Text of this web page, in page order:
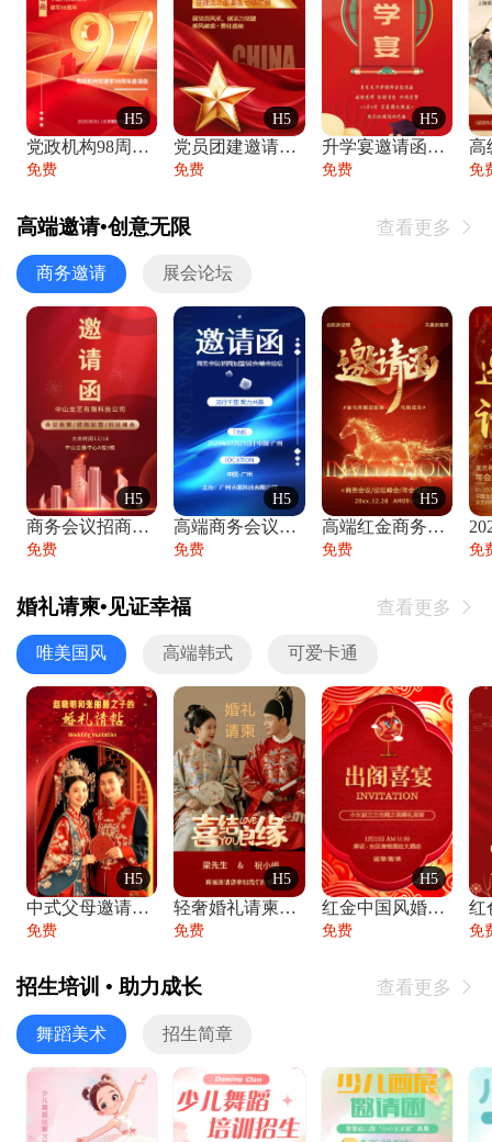
H5
党政机构98周年八一建军节庆祝晚会活动邀
免费
H5
党员团建邀请函党建活动风采党会工作汇报总
免费
H5
升学宴邀请函喜报金榜题名高端谢师宴邀请函
免费 免
高端邀请•创意无限 查看更多 
商务邀请 展会论坛
H5
商务会议招商展会科技峰会邀请函年会邀请
免费
H5
高端商务会议招商加盟展会峰会论坛邀请函
免费
H5
高端红金商务会议年会年终盛典答谢邀请函
免费 免
婚礼请柬•见证幸福 查看更多 
唯美国风 高端韩式 可爱卡通
H5
中式父母邀请函婚礼结婚请柬请贴父母邀请方
免费
H5
轻奢婚礼请柬婚礼邀请函结婚照请帖
免费
H5
红金中国风婚礼请柬出阁喜宴嫁女请帖出阁宴
免费 免
招生培训 • 助力成长 查看更多 
舞蹈美术 招生简章